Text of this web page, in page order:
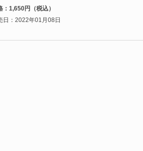
：1,650円（税込）
日：2022年01月08日